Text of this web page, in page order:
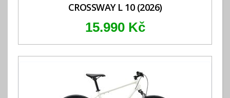
CROSSWAY L 10 (2026)
15.990 Kč